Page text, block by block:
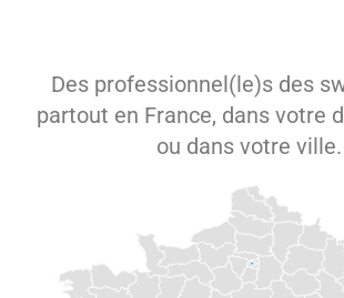
Des professionnel(le)s des
partout en France, dans votre
ou dans votre ville.